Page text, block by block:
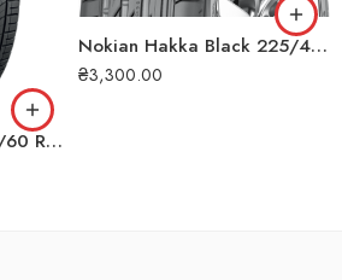
Premiorri Solazo 205/60 R16 92V літня шина
Nokian Hakka Black 225/45 ZR18 95Y XL літня шина
₴3,300.00